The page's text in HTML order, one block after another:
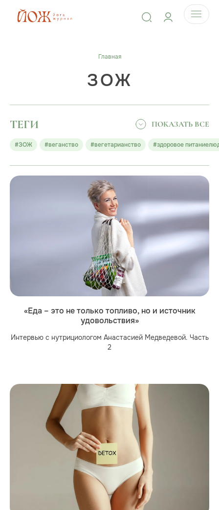
Главная
ЗОЖ
ТЕГИ ПОКАЗАТЬ ВСЕ
#ЗОЖ #веганство #вегетарианство #здоровое
«Еда – это не только топливо, но и источник
удовольствия»
Интервью с нутрициологом Анастасией Медведевой. Часть
2